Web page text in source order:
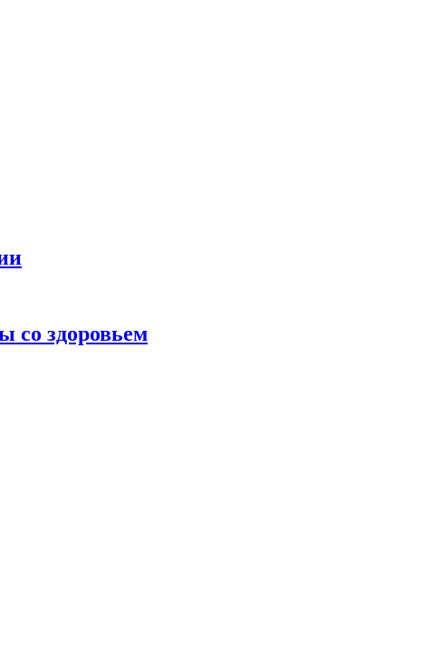
со здоровьем